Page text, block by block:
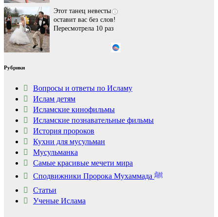
i
Этот танец невесты
оставит вас без слов!
Пересмотрела 10 раз
i
Ролик из Омска: вы
будете смеяться долго
Рубрики
Вопросы и ответы по Исламу
Ислам детям
Исламские кинофильмы
Исламские познавательные фильмы
История пророков
Кухни для мусульман
Мусульманка
Самые красивые мечети мира
Сподвижники Пророка Мухаммада ﷺ
Статьи
Ученые Ислама